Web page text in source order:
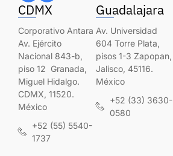
CDMX
Corporativo Antara
Av. Ejército
Nacional 843-b,
piso 12 Granada,
Miguel Hidalgo.
CDMX, 11520.
México
+52 (55) 5540-
1737
Guadalajara
Av. Universidad
604 Torre Plata,
pisos 1-3 Zapopan,
Jalisco, 45116.
México
+52 (33) 3630-
0580